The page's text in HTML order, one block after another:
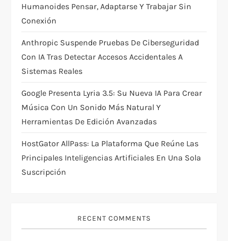
i
o
n
Humanoides Pensar, Adaptarse Y Trabajar Sin
Conexión
Anthropic Suspende Pruebas De Ciberseguridad
Con IA Tras Detectar Accesos Accidentales A
Sistemas Reales
Google Presenta Lyria 3.5: Su Nueva IA Para Crear
Música Con Un Sonido Más Natural Y
Herramientas De Edición Avanzadas
HostGator AllPass: La Plataforma Que Reúne Las
Principales Inteligencias Artificiales En Una Sola
Suscripción
RECENT COMMENTS